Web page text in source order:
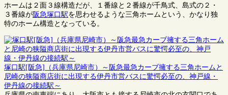
ホームは２面３線構造だが、１番線と２番線が千鳥式、島式の２・
３番線が阪急塚口駅を思わせるような三角ホームという、かなり独
特のホーム構造となっている。
塚口駅[阪急]（兵庫県尼崎市）～阪急最急カーブ擁する三角ホームと
尼崎の狭隘商店街に出現する伊丹市営バスに驚愕必至の、神戸線・
伊丹線の接続駅～